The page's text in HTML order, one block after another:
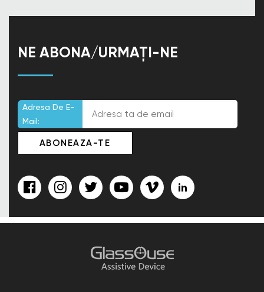
NE ABONA/URMAȚI-NE
Adresa De E-
Mail: